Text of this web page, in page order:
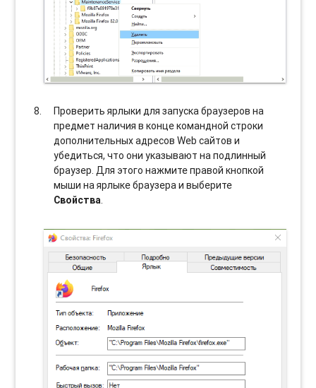
Проверить ярлыки для запуска браузеров на
предмет наличия в конце командной строки
дополнительных адресов Web сайтов и
убедиться, что они указывают на подлинный
браузер. Для этого нажмите правой кнопкой
мыши на ярлыке браузера и выберите
Свойства.